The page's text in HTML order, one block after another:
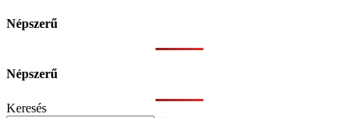
Népszerű
Népszerű
Keresés